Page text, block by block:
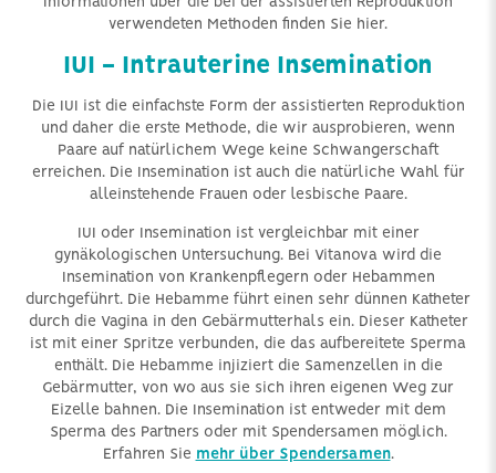
verwendeten Methoden finden Sie hier.
IUI - Intrauterine Insemination
Die IUI ist die einfachste Form der assistierten Reproduktion
und daher die erste Methode, die wir ausprobieren, wenn
Paare auf natürlichem Wege keine Schwangerschaft
erreichen. Die Insemination ist auch die natürliche Wahl für
alleinstehende Frauen oder lesbische Paare.
IUI oder Insemination ist vergleichbar mit einer
gynäkologischen Untersuchung. Bei Vitanova wird die
Insemination von Krankenpflegern oder Hebammen
durchgeführt. Die Hebamme führt einen sehr dünnen Katheter
durch die Vagina in den Gebärmutterhals ein. Dieser Katheter
ist mit einer Spritze verbunden, die das aufbereitete Sperma
enthält. Die Hebamme injiziert die Samenzellen in die
Gebärmutter, von wo aus sie sich ihren eigenen Weg zur
Eizelle bahnen. Die Insemination ist entweder mit dem
Sperma des Partners oder mit Spendersamen möglich.
Erfahren Sie mehr über Spendersamen.